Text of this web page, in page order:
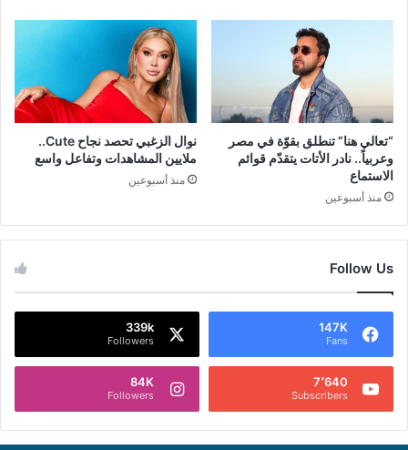
“تعالي هنا” تنطلق بقوّة في مصر
وعربياً.. نادر الأتات يتقدّم قوائم
الاستماع
منذ أسبوعين
نوال الزغبي تحصد نجاح Cute..
ملايين المشاهدات وتفاعل واسع
منذ أسبوعين
Follow Us
147K
Fans
339k
Followers
7٬640
Subscribers
84K
Followers